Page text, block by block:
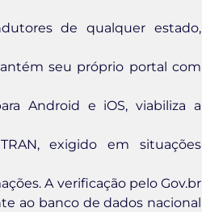
de qualquer estado,
seu próprio portal com
Android e iOS, viabiliza a
exigido em situações
A verificação pelo Gov.br
ao banco de dados nacional